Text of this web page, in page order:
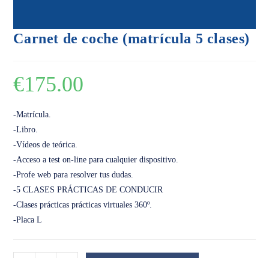
Carnet de coche (matrícula 5 clases)
€175.00
-Matrícula.
-Libro.
-Vídeos de teórica.
-Acceso a test on-line para cualquier dispositivo.
-Profe web para resolver tus dudas.
-5 CLASES PRÁCTICAS DE CONDUCIR
-Clases prácticas prácticas virtuales 360º.
-Placa L